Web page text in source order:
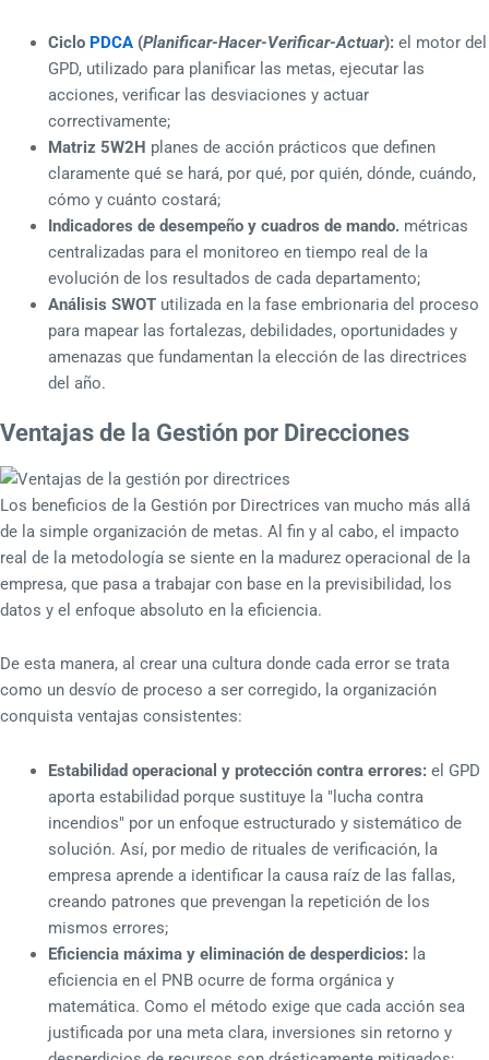
Ciclo PDCA(Planificar-Hacer-Verificar-Actuar):el motor del
GPD, utilizado para planificar las metas, ejecutar las
acciones, verificar las desviaciones y actuar
correctivamente;
Matriz 5W2H planes de acción prácticos que definen
claramente qué se hará, por qué, por quién, dónde, cuándo,
cómo y cuánto costará;
Indicadores de desempeño y cuadros de mando.métricas
centralizadas para el monitoreo en tiempo real de la
evolución de los resultados de cada departamento;
Análisis SWOTutilizada en la fase embrionaria del proceso
para mapear las fortalezas, debilidades, oportunidades y
amenazas que fundamentan la elección de las directrices
del año.
Ventajas de la Gestión por Direcciones
Los beneficios de la Gestión por Directrices van mucho más allá
de la simple organización de metas. Al fin y al cabo, el impacto
real de la metodología se siente en la madurez operacional de la
empresa, que pasa a trabajar con base en la previsibilidad, los
datos y el enfoque absoluto en la eficiencia.
De esta manera, al crear una cultura donde cada error se trata
como un desvío de proceso a ser corregido, la organización
conquista ventajas consistentes:
Estabilidad operacional y protección contra errores:el GPD
aporta estabilidad porque sustituye la "lucha contra
incendios" por un enfoque estructurado y sistemático de
solución. Así, por medio de rituales de verificación, la
empresa aprende a identificar la causa raíz de las fallas,
creando patrones que prevengan la repetición de los
mismos errores;
Eficiencia máxima y eliminación de desperdicios:la
eficiencia en el PNB ocurre de forma orgánica y
matemática. Como el método exige que cada acción sea
justificada por una meta clara, inversiones sin retorno y